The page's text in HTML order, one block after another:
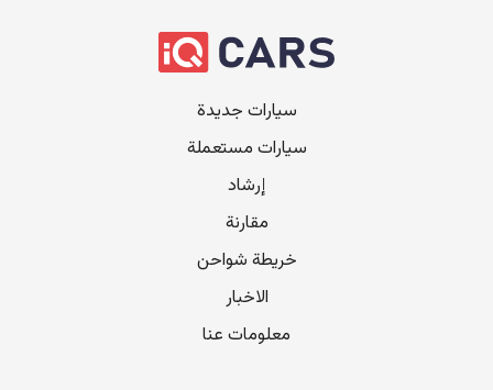
سيارات جديدة
سيارات مستعملة
إرشاد
مقارنة
خريطة شواحن
الاخبار
معلومات عنا